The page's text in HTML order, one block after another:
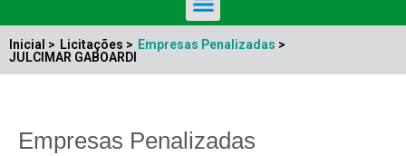
Inicial > Licitações > Empresas Penalizadas >
JULCIMAR GABOARDI
Empresas Penalizadas